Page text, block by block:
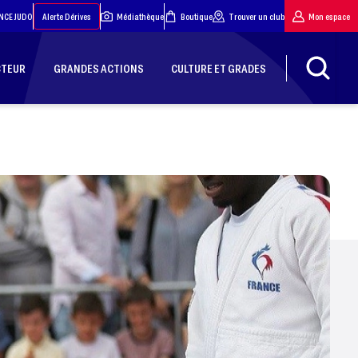
JUDO Alerte Dérives Médiathèque Boutique Trouver un club Mon espace
GRANDES ACTIONS CULTURE ET GRADES